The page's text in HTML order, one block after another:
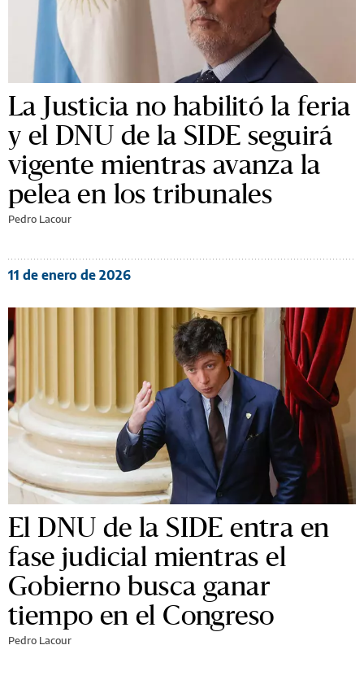
La Justicia no habilitó la feria
y el DNU de la SIDE seguirá
vigente mientras avanza la
pelea en los tribunales
Pedro Lacour
11 de enero de 2026
El DNU de la SIDE entra en
fase judicial mientras el
Gobierno busca ganar
tiempo en el Congreso
Pedro Lacour